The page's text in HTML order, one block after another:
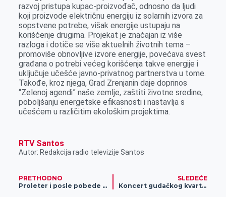
razvoj pristupa kupac-proizvođač, odnosno da ljudi
koji proizvode električnu energiju iz solarnih izvora za
sopstvene potrebe, višak energije ustupaju na
korišćenje drugima. Projekat je značajan iz više
razloga i dotiče se više aktuelnih životnih tema –
promoviše obnovljive izvore energije, povećava svest
građana o potrebi većeg korišćenja takve energije i
uključuje učešće javno-privatnog partnerstva u tome.
Takođe, kroz njega, Grad Zrenjanin daje doprinos
“Zelenoj agendi” naše zemlje, zaštiti životne sredine,
poboljšanju energetske efikasnosti i nastavlja s
učešćem u različitim ekološkim projektima.
RTV Santos
Autor: Redakcija radio televizije Santos
PRETHODNO
Proleter i posle pobede nad Slovenom ostaje lider na tabeli
SLEDEĆE
Koncert gudačkog kvarteta